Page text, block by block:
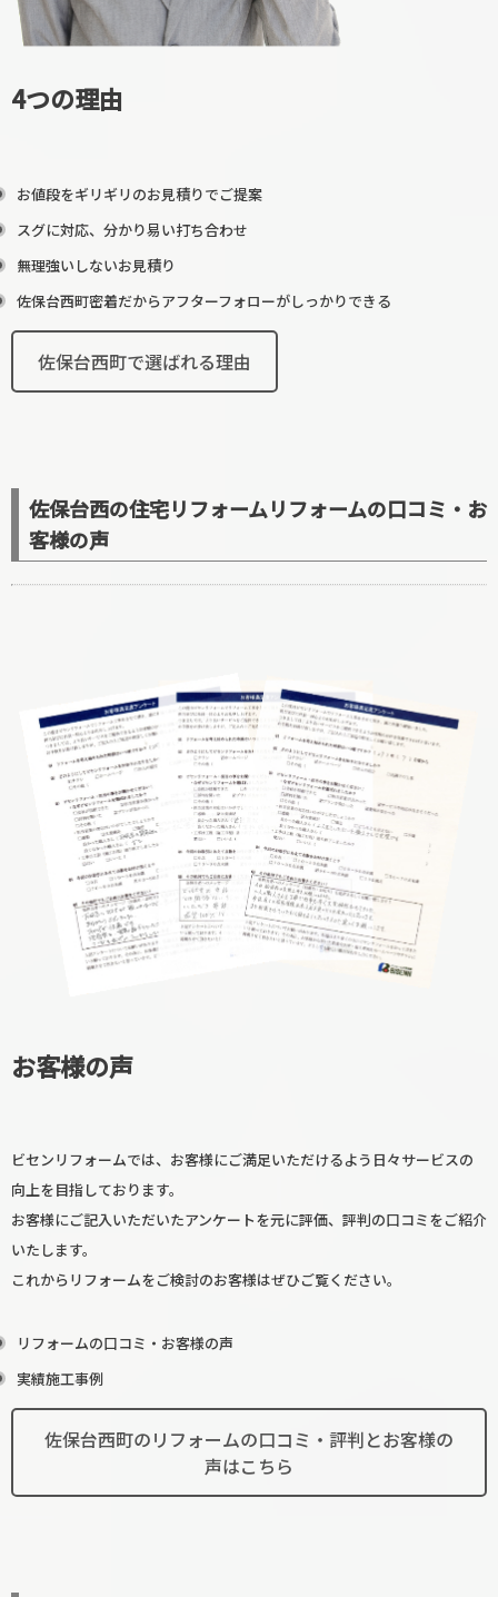
4つの理由
お値段をギリギリのお見積りでご提案
スグに対応、分かり易い打ち合わせ
無理強いしないお見積り
佐保台西町密着だからアフターフォローがしっかりできる
佐保台西町で選ばれる理由
佐保台西の住宅リフォームリフォームの口コミ・お
客様の声
お客様の声
ビセンリフォームでは、お客様にご満足いただけるよう日々サービスの
向上を目指しております。
お客様にご記入いただいたアンケートを元に評価、評判の口コミをご紹介
いたします。
これからリフォームをご検討のお客様はぜひご覧ください。
リフォームの口コミ・お客様の声
実績施工事例
佐保台西町のリフォームの口コミ・評判とお客様の
声はこちら